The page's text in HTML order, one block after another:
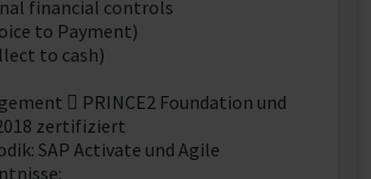
financial controls
to Payment)
to cash)
 PRINCE2 Foundation und
zertifiziert
SAP Activate und Agile